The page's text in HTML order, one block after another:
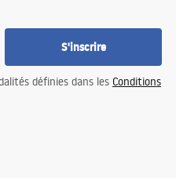
S'inscrire
définies dans les Conditions